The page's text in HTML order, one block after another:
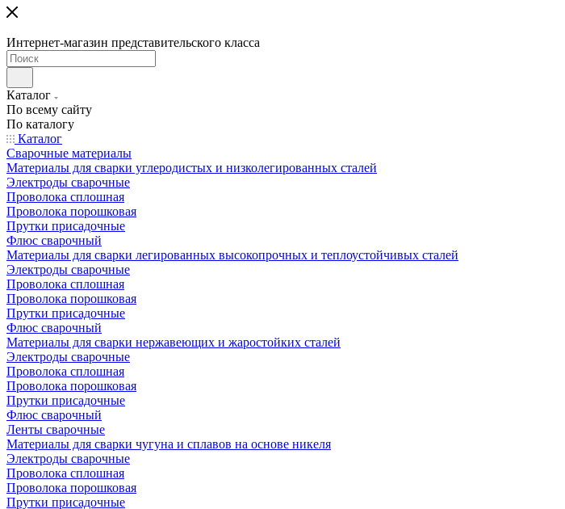
Интернет-магазин представительского класса
Каталог
По всему сайту
По каталогу
Каталог
Сварочные материалы
Материалы для сварки углеродистых и низколегированных сталей
Электроды сварочные
Проволока сплошная
Проволока порошковая
Прутки присадочные
Флюс сварочный
Материалы для сварки легированных высокопрочных и теплоустойчивых сталей
Электроды сварочные
Проволока сплошная
Проволока порошковая
Прутки присадочные
Флюс сварочный
Материалы для сварки нержавеющих и жаростойких сталей
Электроды сварочные
Проволока сплошная
Проволока порошковая
Прутки присадочные
Флюс сварочный
Ленты сварочные
Материалы для сварки чугуна и сплавов на основе никеля
Электроды сварочные
Проволока сплошная
Проволока порошковая
Прутки присадочные